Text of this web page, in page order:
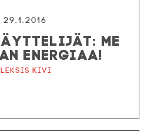
29.1.2016
ME
ENERGIAA!
Kivi